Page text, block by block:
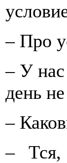
– Про
– У нас
день
–
– Тся,